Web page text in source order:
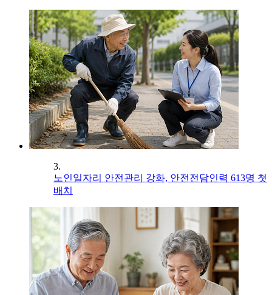
3.
노인일자리 안전관리 강화, 안전전담인력 613명 첫
배치